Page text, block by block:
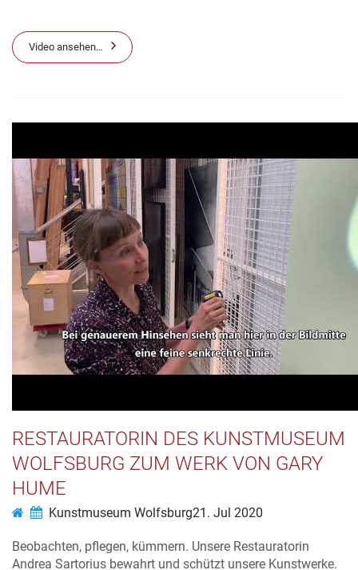
Video ansehen…
RESTAURATORIN DES KUNSTMUSEUM
WOLFSBURG ZUM WERK VON GARY
HUME
Kunstmuseum Wolfsburg21. Jul 2020
Beobachten, pflegen, kümmern. Unsere Restauratorin
Andrea Sartorius bewahrt und schützt unsere Kunstwerke.